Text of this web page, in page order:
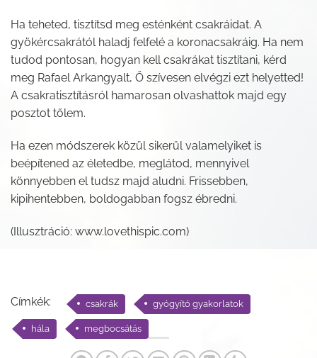
Ha teheted, tisztítsd meg esténként csakráidat. A
gyökércsakrától haladj felfelé a koronacsakráig. Ha nem
tudod pontosan, hogyan kell csakrákat tisztítani, kérd
meg Rafael Arkangyalt, Ő szívesen elvégzi ezt helyetted!
A csakratisztításról hamarosan olvashattok majd egy
posztot tőlem.
Ha ezen módszerek közül sikerül valamelyiket is
beépítened az életedbe, meglátod, mennyivel
könnyebben el tudsz majd aludni. Frissebben,
kipihentebben, boldogabban fogsz ébredni.
(Illusztráció: www.lovethispic.com)
Címkék: csakrák gyógyító gyakorlatok
hála megbocsátás